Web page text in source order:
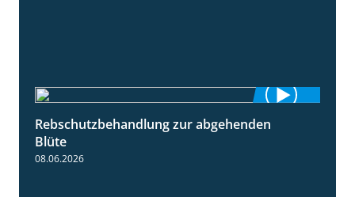
3:06
Rebschutzbehandlung zur abgehenden
Blüte
08.06.2026